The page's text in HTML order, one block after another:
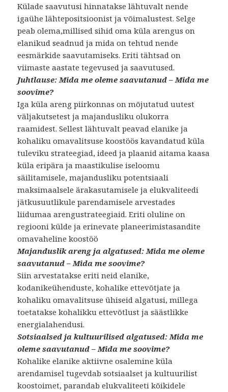
Külade saavutusi hinnatakse lähtuvalt nende
igaühe lähtepositsioonist ja võimalustest. Selge
peab olema,millised sihid oma küla arengus on
elanikud seadnud ja mida on tehtud nende
eesmärkide saavutamiseks. Eriti tähtsad on
viimaste aastate tegevused ja saavutused.
Juhtlause: Mida me oleme saavutanud – Mida me
soovime?
Iga küla areng piirkonnas on mõjutatud uutest
väljakutsetest ja majandusliku olukorra
raamidest. Sellest lähtuvalt peavad elanike ja
kohaliku omavalitsuse koostöös kavandatud küla
tuleviku strateegiad, ideed ja plaanid aitama kaasa
küla eripära ja maastikulise iseloomu
säilitamisele, majandusliku potentsiaali
maksimaalsele ärakasutamisele ja elukvaliteedi
jätkusuutlikule parendamisele arvestades
liidumaa arengustrateegiaid. Eriti oluline on
regiooni külde ja erinevate planeerimistasandite
omavaheline koostöö
Majanduslik areng ja algatused: Mida me oleme
saavutanud – Mida me soovime?
Siin arvestatakse eriti neid elanike,
kodanikeühenduste, kohalike ettevõtjate ja
kohaliku omavalitsuse ühiseid algatusi, millega
toetatakse kohalikku ettevõtlust ja säästlikke
energialahendusi.
Sotsiaalsed ja kultuurilised algatused: Mida me
oleme saavutanud – Mida me soovime?
Kohalike elanike aktiivne osalemine küla
arendamisel tugevdab sotsiaalset ja kultuurilist
koostoimet, parandab elukvaliteeti kõikidele